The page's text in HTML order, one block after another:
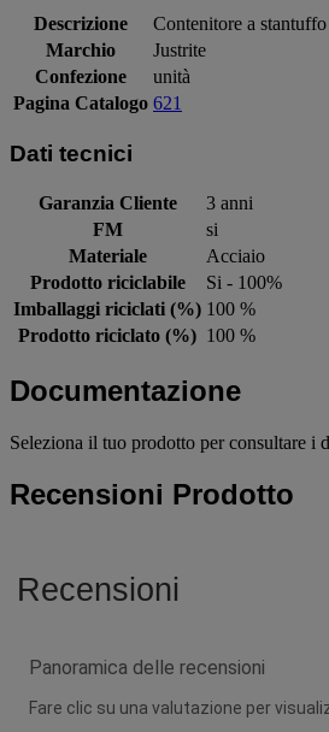
Descrizione
Contenitore a
Marchio
Justrite
Confezione
unità
Pagina Catalogo 621
Dati tecnici
Garanzia Cliente
3 anni
FM
si
Materiale
Acciaio
Prodotto riciclabile
Si - 100%
Imballaggi riciclati (%) 100 %
Prodotto riciclato (%) 100 %
Documentazione
Seleziona il tuo prodotto per consultare i
Recensioni Prodotto